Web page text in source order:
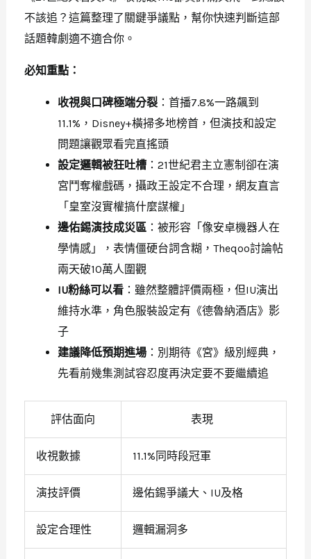
不該追？這篇整理了關鍵爭議點，幫你快速判斷這部
話題韓劇適不適合你。
必知重點：
收視與口碑極端分裂：首播7.8%一路飆到
11.1%，Disney+橫掃多地榜首，但演技和設定
問題讓觀眾看完直搖頭
設定邏輯被狂吐槽：21世紀君主立憲制卻在演
宮鬥奪權戲碼，攝政王設定不合理，網友直言
「皇室沒實權搞什麼謀權」
邊佑錫演技成災區：被形容「像安卓機器人在
學情感」，表情僵硬台詞含糊，Theqoo討論帖
兩天破10萬人圍觀
IU粉絲可以看：雖然整體評價兩極，但IU演出
維持水準，角色服裝設定有《德魯納酒店》影
子
建議降低預期進場：別期待《宮》級別經典，
先看前幾集測試容忍度再決定要不要繼續追
評估面向 表現
收視數據 11.1%同時段冠軍
演技評價 邊佑錫爭議大、IU及格
設定合理性 邏輯漏洞多